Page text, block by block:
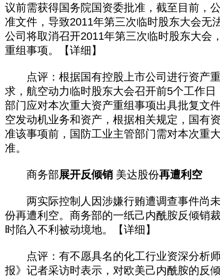
议前需获得国务院国资委批准，截至目前，
准文件，导致2011年第三次临时股东大会无
公司将取消召开2011年第三次临时股东大会
重组事项。【详细】
点评：根据国有控股上市公司进行资产
求，航空动力临时股东大会召开前5个工作
部门应对本次重大资产重组事项出具批复文
空发动机业务和资产，根据相关规定，国有
准该事项前，国防工业主管部门需对本次重
准。
商务部展开反倾销 美达股份再遭利空
两实际控制人因涉嫌行贿遭调查事件尚
份再遭利空。商务部的一纸己内酰胺反倾销
时陷入不利被动境地。【详细】
点评：有不愿具名的化工行业资深分析
报》记者采访时表示，对欧美己内酰胺的反